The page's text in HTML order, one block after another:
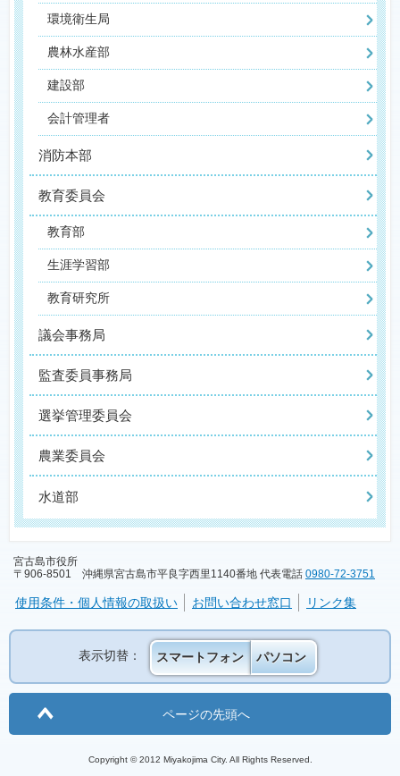
環境衛生局
農林水産部
建設部
会計管理者
消防本部
教育委員会
教育部
生涯学習部
教育研究所
議会事務局
監査委員事務局
選挙管理委員会
農業委員会
水道部
宮古島市役所
〒906-8501 沖縄県宮古島市平良字西里1140番地 代表電話 0980-72-3751
使用条件・個人情報の取扱い お問い合わせ窓口 リンク集
表示切替： スマートフォン パソコン
ページの先頭へ
Copyright © 2012 Miyakojima City. All Rights Reserved.